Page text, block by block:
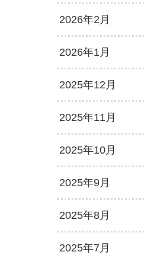
2026年2月
2026年1月
2025年12月
2025年11月
2025年10月
2025年9月
2025年8月
2025年7月